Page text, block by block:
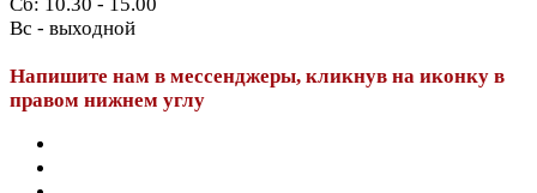
Вс - выходной
Напишите нам в мессенджеры, кликнув на иконку в
правом нижнем углу